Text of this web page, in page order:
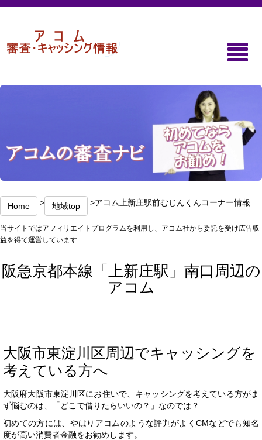
Home > 地域top >アコム上新庄駅前むじんくんコーナー情報
当サイトではアフィリエイトプログラムを利用し、アコム社から委託を受け広告収
益を得て運営しています
阪急京都本線「上新庄駅」南口周辺の
アコム
大阪市東淀川区周辺でキャッシングを
考えている方へ
大阪府大阪市東淀川区にお住いで、キャッシングを考えている方がま
ず悩むのは、「どこで借りたらいいの？」なのでは？
初めての方には、やはりアコムのような評判がよくCMなどでも知名
度が高い消費者金融をお勧めします。